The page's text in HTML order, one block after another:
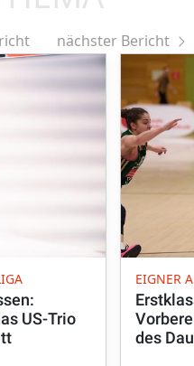
nächster Bericht
US-Trio
EIGNER
des